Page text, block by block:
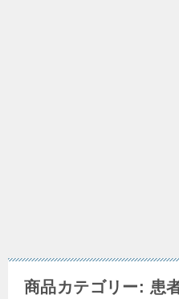
商品カテゴリー: 患